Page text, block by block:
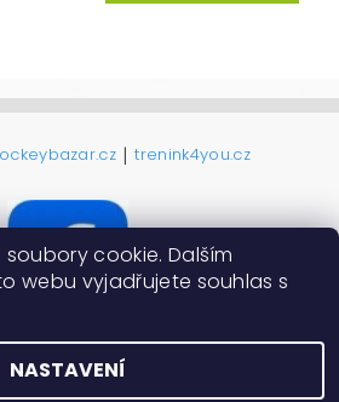
| trenink4you.cz
cookie. Dalším
webu vyjadřujete souhlas s
NASTAVENÍ